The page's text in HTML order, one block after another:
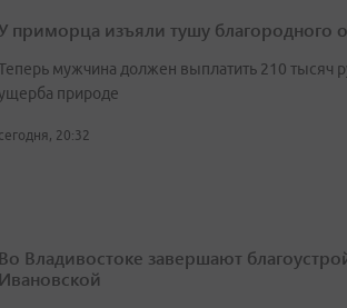
У приморца изъяли тушу благородного
мужчина должен выплатить 210 тысяч
природе
сегодня, 20:32
Во Владивостоке завершают
Ивановской